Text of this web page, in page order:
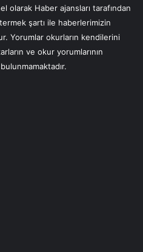
olarak Haber ajansları tarafından
şartı ile haberlerimizin
Yorumlar okurların kendilerini
ve okur yorumlarının